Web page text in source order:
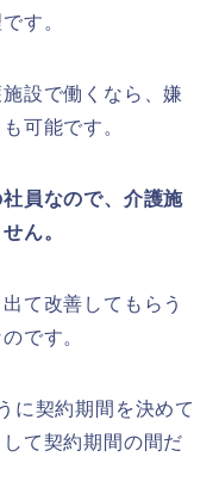
す。
設で働くなら、嫌
可能です。
員なので、介護施
ん。
て改善してもらう
です。
に契約期間を決めて
て契約期間の間だ